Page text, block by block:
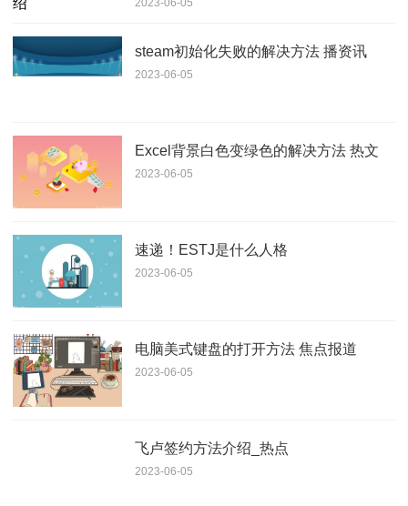
steam初始化失败的解决方法 播资讯
2023-06-05
Excel背景白色变绿色的解决方法 热文
2023-06-05
速递！ESTJ是什么人格
2023-06-05
电脑美式键盘的打开方法 焦点报道
2023-06-05
飞卢签约方法介绍_热点
2023-06-05